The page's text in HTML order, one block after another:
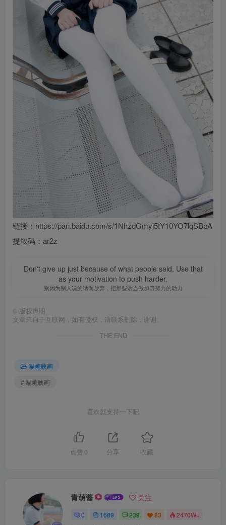
链接：https://pan.baidu.com/s/1NhzdGmyj5tY10YO7lqSBpA
提取码：ar2z
Don't give up just because of what people said. Use that
as your motivation to push harder.
别因为别人说的话而放弃，把那些话当做加倍努力的动力
© 版权声明
文章来自于互联网，如有侵权，请联系删除，谢谢。
THE END
喵糖映画
# 喵糖映画
喜欢就支持一下吧
点赞 0 分享 收藏
青萌酱 关注
0 1689 239 83 2470W+